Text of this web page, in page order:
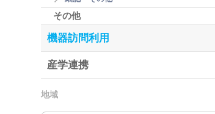
その他
機器訪問利用
産学連携
地域